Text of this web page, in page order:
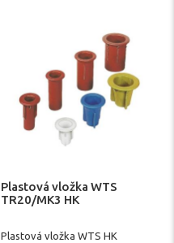
Plastová vložka WTS
TR20/MK3 HK
Plastová vložka WTS HK